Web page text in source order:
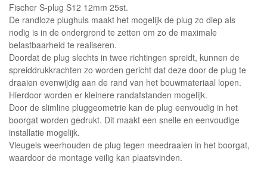
Fischer S-plug S12 12mm 25st.
De randloze plughuls maakt het mogelijk de plug zo diep als
nodig is in de ondergrond te zetten om zo de maximale
belastbaarheid te realiseren.
Doordat de plug slechts in twee richtingen spreidt, kunnen de
spreiddrukkrachten zo worden gericht dat deze door de plug te
draaien evenwijdig aan de rand van het bouwmateriaal lopen.
Hierdoor worden er kleinere randafstanden mogelijk.
Door de slimline pluggeometrie kan de plug eenvoudig in het
boorgat worden gedrukt. Dit maakt een snelle en eenvoudige
installatie mogelijk.
Vleugels weerhouden de plug tegen meedraaien in het boorgat,
waardoor de montage veilig kan plaatsvinden.